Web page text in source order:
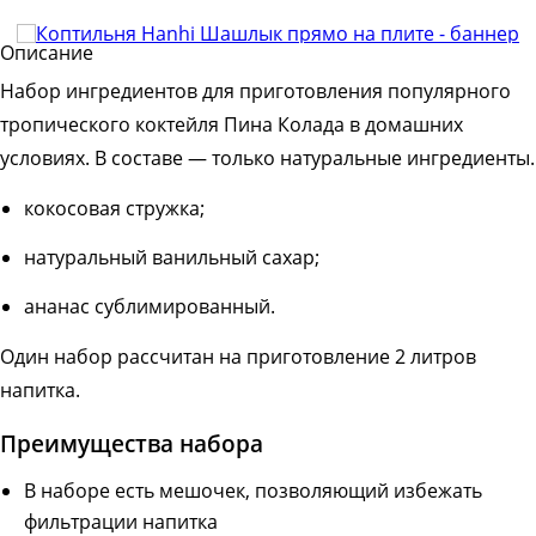
Описание
Набор ингредиентов для приготовления популярного
тропического коктейля Пина Колада в домашних
условиях. В составе — только натуральные ингредиенты.
кокосовая стружка;
натуральный ванильный сахар;
ананас сублимированный.
Один набор рассчитан на приготовление 2 литров
напитка.
Преимущества набора
В наборе есть мешочек, позволяющий избежать
фильтрации напитка